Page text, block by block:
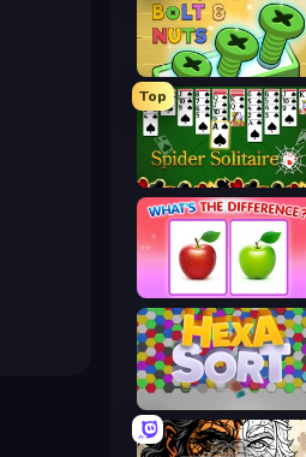
Screw Out: Bolts and Nuts
Top
Spider Solitaire
What's The Difference?